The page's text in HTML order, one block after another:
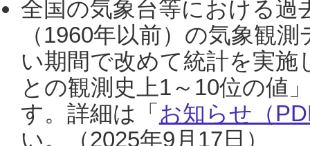
全国の気象台等における過
（1960年以前）の気象観
い期間で改めて統計を実
との観測史上1～10位の値
す。詳細は「 お知らせ（
い。（2025年9月17日）